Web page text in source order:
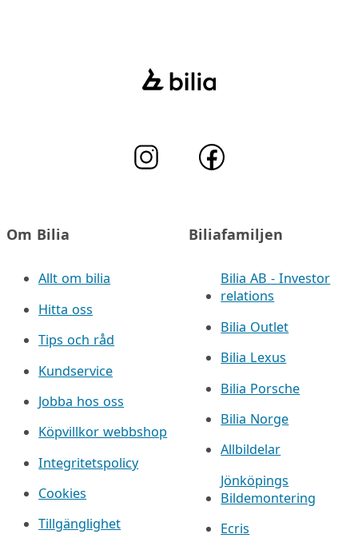
Om Bilia
Allt om bilia
Hitta oss
Tips och råd
Kundservice
Jobba hos oss
Köpvillkor webbshop
Integritetspolicy
Cookies
Tillgänglighet
Biliafamiljen
Bilia AB - Investor
relations
Bilia Outlet
Bilia Lexus
Bilia Porsche
Bilia Norge
Allbildelar
Jönköpings
Bildemontering
Ecris